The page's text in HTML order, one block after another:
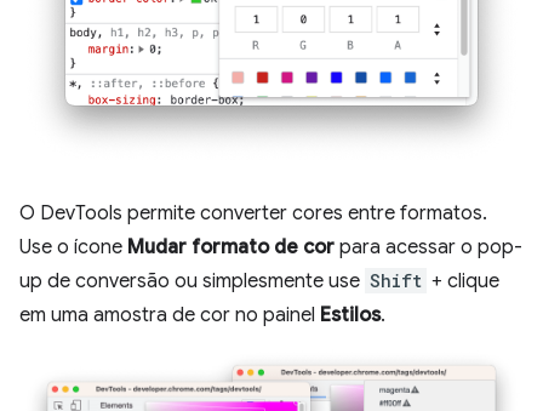
O DevTools permite converter cores entre formatos.
Use o ícone Mudar formato de cor para acessar o pop-
up de conversão ou simplesmente use Shift + clique
em uma amostra de cor no painel Estilos.